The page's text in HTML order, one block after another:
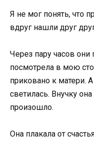
Я не мог понять, что
вдруг нашли друг
Через пару часов
посмотрела в мою
приковано к матери.
светилась. Внучку
произошло.
Она плакала от